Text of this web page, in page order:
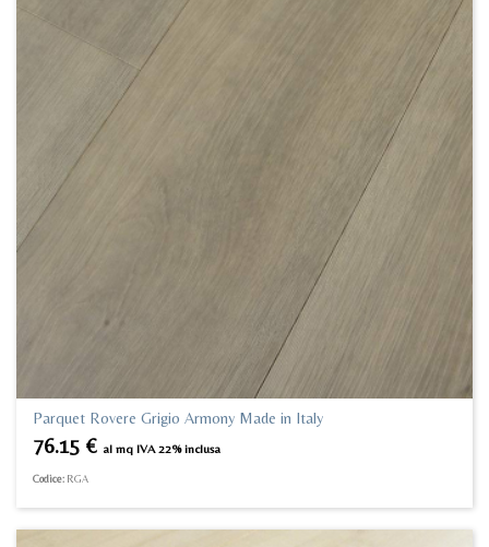
Parquet Rovere Grigio Armony Made in Italy
76.15 € al mq IVA 22% inclusa
Codice: RGA